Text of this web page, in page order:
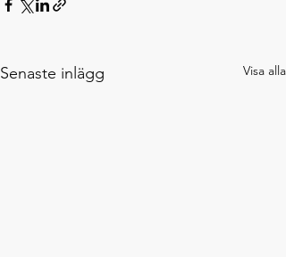
Senaste inlägg Visa alla